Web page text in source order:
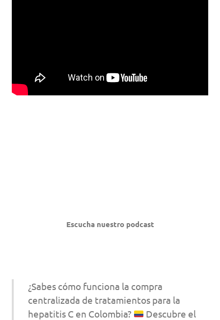
Escucha nuestro podcast
¿Sabes cómo funciona la compra
centralizada de tratamientos para la
hepatitis C en Colombia?
Descubre el